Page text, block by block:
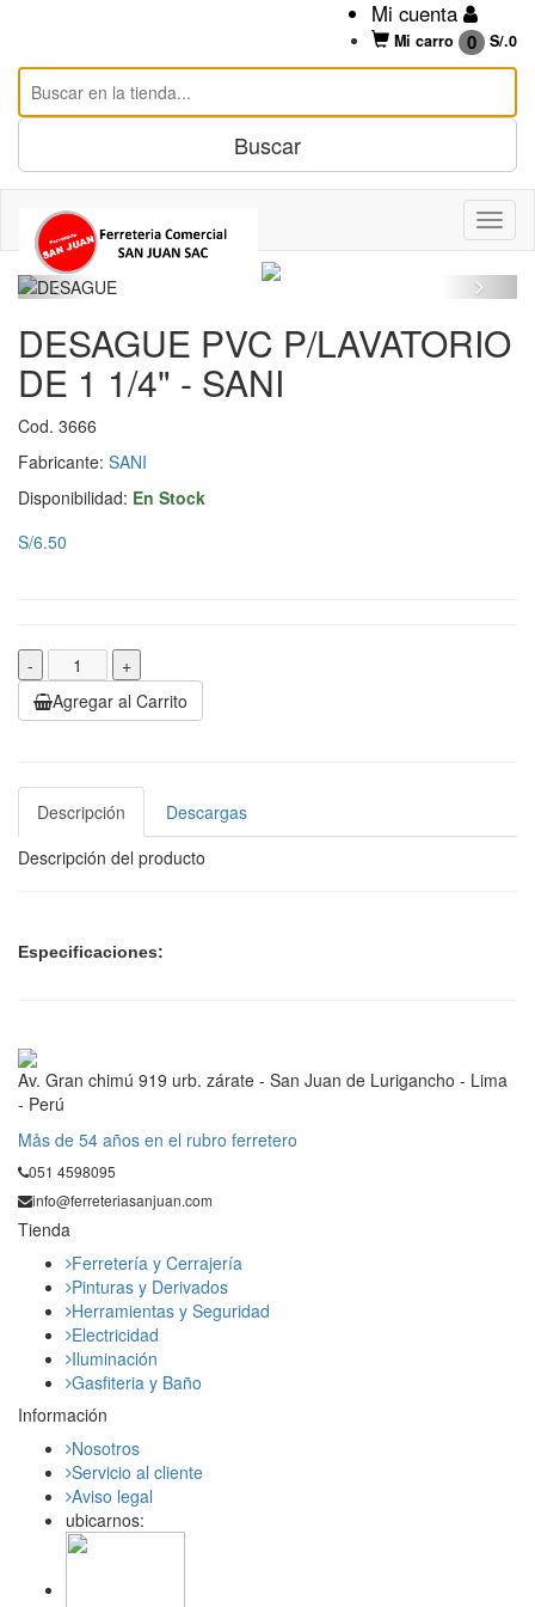
Mi cuenta
Mi carro 0 S/.0
DESAGUE PVC P/LAVATORIO
DE 1 1/4" - SANI
Cod. 3666
Fabricante: SANI
Disponibilidad: En Stock
S/6.50
-
+
Agregar al Carrito
Descripción
Descargas
Descripción del producto
Especificaciones:
Av. Gran chimú 919 urb. zárate - San Juan de Lurigancho - Lima
- Perú
Mås de 54 años en el rubro ferretero
051 4598095
info@ferreteriasanjuan.com
Tienda
Ferretería y Cerrajería
Pinturas y Derivados
Herramientas y Seguridad
Electricidad
Iluminación
Gasfiteria y Baño
Información
Nosotros
Servicio al cliente
Aviso legal
ubicarnos: